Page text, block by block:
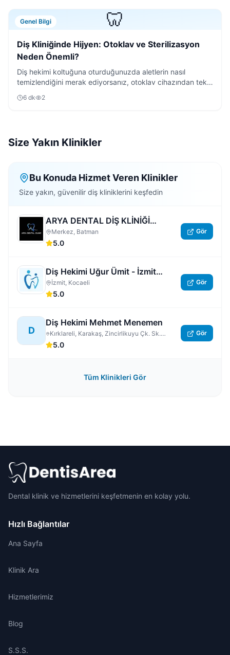
🦷
Genel Bilgi
Diş Kliniğinde Hijyen: Otoklav ve Sterilizasyon
Neden Önemli?
Diş hekimi koltuğuna oturduğunuzda aletlerin nasıl
temizlendiğini merak ediyorsanız, otoklav cihazından tek
6 dk 2
Size Yakın Klinikler
Bu Konuda Hizmet Veren Klinikler
Size yakın, güvenilir diş kliniklerini keşfedin
ARYA DENTAL DİŞ KLİNİĞİ
BATMAN
Merkez, Batman
5.0
Gör
Diş Hekimi Uğur Ümit - İzmit
Nöbetçi Dişçi | Kocaeli 7/24 Açık
Acil Özel Diş Hastanesi
İzmit, Kocaeli
5.0
Gör
D
Diş Hekimi Mehmet Menemen
Kırklareli, Karakaş, Zincirlikuyu Çk. Sk.
No:3/5, Kırklareli Merkez
5.0
Gör
Tüm Klinikleri Gör
Dental klinik ve hizmetlerini keşfetmenin en kolay yolu.
Hızlı Bağlantılar
Ana Sayfa
Klinik Ara
Hizmetlerimiz
Blog
S.S.S.